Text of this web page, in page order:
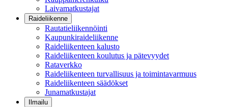
Laivamatkustajat
Raideliikenne
Rautatieliikennöinti
Kaupunkiraideliikenne
Raideliikenteen kalusto
Raideliikenteen koulutus ja pätevyydet
Rataverkko
Raideliikenteen turvallisuus ja toimintavarmuus
Raideliikenteen säädökset
Junamatkustajat
Ilmailu